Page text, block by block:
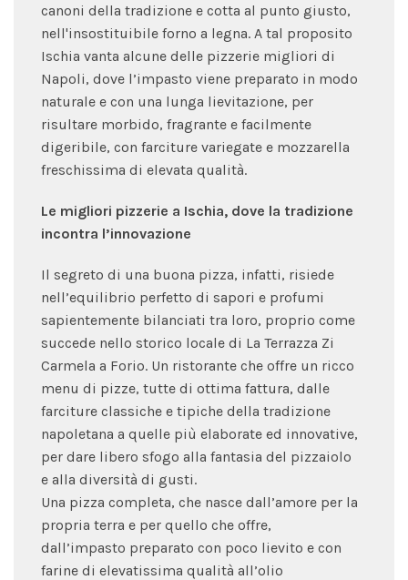
canoni della tradizione e cotta al punto giusto,
nell'insostituibile forno a legna. A tal proposito
Ischia vanta alcune delle pizzerie migliori di
Napoli, dove l’impasto viene preparato in modo
naturale e con una lunga lievitazione, per
risultare morbido, fragrante e facilmente
digeribile, con farciture variegate e mozzarella
freschissima di elevata qualità.
Le migliori pizzerie a Ischia, dove la tradizione
incontra l’innovazione
Il segreto di una buona pizza, infatti, risiede
nell’equilibrio perfetto di sapori e profumi
sapientemente bilanciati tra loro, proprio come
succede nello storico locale di La Terrazza Zi
Carmela a Forio. Un ristorante che offre un ricco
menu di pizze, tutte di ottima fattura, dalle
farciture classiche e tipiche della tradizione
napoletana a quelle più elaborate ed innovative,
per dare libero sfogo alla fantasia del pizzaiolo
e alla diversità di gusti.
Una pizza completa, che nasce dall’amore per la
propria terra e per quello che offre,
dall’impasto preparato con poco lievito e con
farine di elevatissima qualità all’olio